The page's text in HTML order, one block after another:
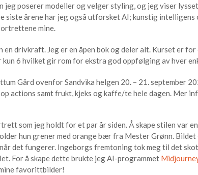
jeg poserer modeller og velger styling, og jeg viser
siste årene har jeg også utforsket AI; kunstig
mine.
en drivkraft. Jeg er en åpen bok og deler alt. Kurset er
kun 6 hvilket gir rom for ekstra god oppfølging av hver
Gård ovenfor Sandvika helgen 20. – 21. september
actions samt frukt, kjeks og kaffe/te hele dagen. Mer
som jeg holdt for et par år siden. Å skape stilen var
hun grener med orange bær fra Mester Grønn.
det fungerer. Ingeborgs fremtoning tok meg til det
For å skape dette brukte jeg AI-programmet
favorittbilder!